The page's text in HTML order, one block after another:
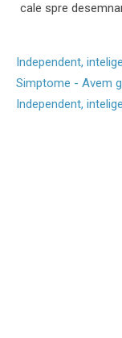
cale spre
Independent,
Simptome - Avem
Independent,